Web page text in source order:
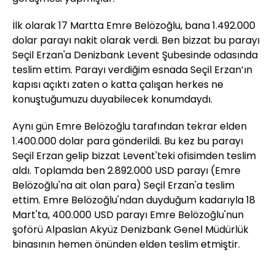
İlk olarak 17 Martta Emre Belözoğlu, bana 1.492.000
dolar parayı nakit olarak verdi. Ben bizzat bu parayı
Seçil Erzan'a Denizbank Levent Şubesinde odasında
teslim ettim. Parayı verdiğim esnada Seçil Erzan’ın
kapısı açıktı zaten o katta çalışan herkes ne
konuştuğumuzu duyabilecek konumdaydı.
Aynı gün Emre Belözoğlu tarafından tekrar elden
1.400.000 dolar para gönderildi. Bu kez bu parayı
Seçil Erzan gelip bizzat Levent'teki ofisimden teslim
aldı. Toplamda ben 2.892.000 USD parayı (Emre
Belözoğlu'na ait olan para) Seçil Erzan'a teslim
ettim. Emre Belözoğlu'ndan duyduğum kadarıyla 18
Mart'ta, 400.000 USD parayı Emre Belözoğlu'nun
şoförü Alpaslan Akyüz Denizbank Genel Müdürlük
binasının hemen önünden elden teslim etmiştir.